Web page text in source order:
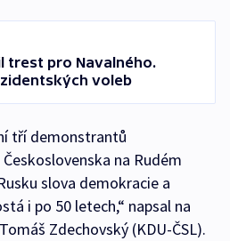
trest pro Navalného.
voleb
tří demonstrantů
na Rudém
slova demokracie a
i po 50 letech,“ napsal na
Zdechovský (KDU-ČSL).